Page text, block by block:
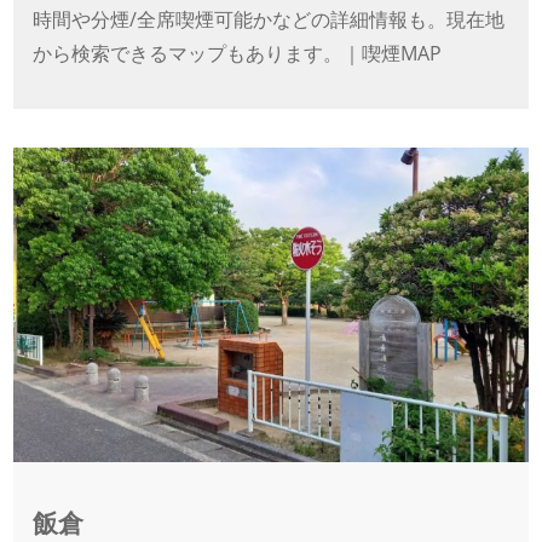
時間や分煙/全席喫煙可能かなどの詳細情報も。現在地
から検索できるマップもあります。｜喫煙MAP
飯倉